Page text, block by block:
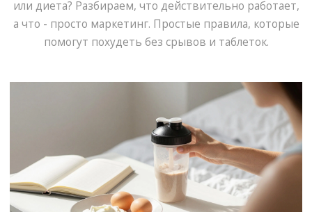
или диета? Разбираем, что действительно работает,
а что - просто маркетинг. Простые правила, которые
помогут похудеть без срывов и таблеток.